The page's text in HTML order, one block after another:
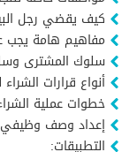
كيف يقضي رجل
مفاهيم هامة يجب
سلوك المشترى
أنواع قرارات
خطوات عملية
إعداد وصف وظيفي
التطبيقات: